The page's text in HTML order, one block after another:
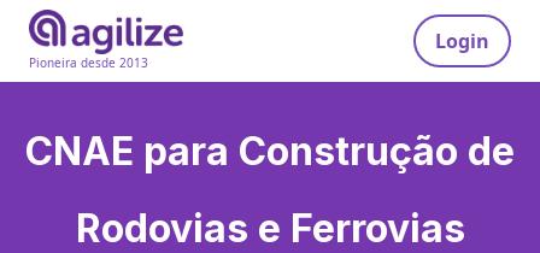
Pioneira desde 2013
Login
CNAE para Construção de
Rodovias e Ferrovias